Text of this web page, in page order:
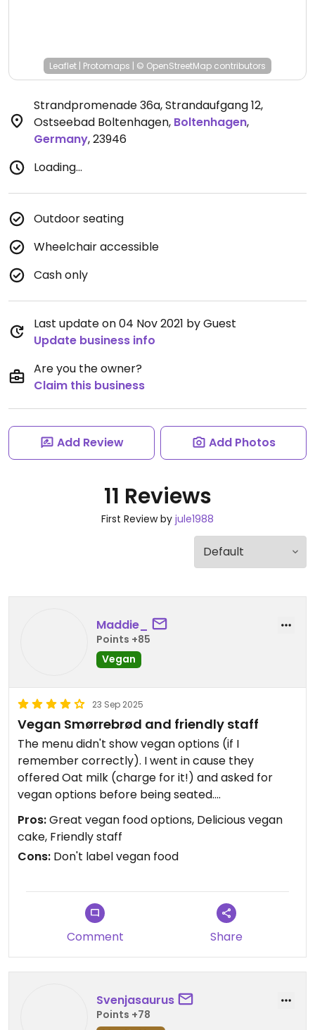
Leaflet | Protomaps | © OpenStreetMap contributors
Strandpromenade 36a, Strandaufgang 12,
Ostseebad Boltenhagen, Boltenhagen,
Germany,23946
Loading...
Outdoor seating
Wheelchair accessible
Cash only
Last update on 04 Nov 2021 by Guest
Update business info
Are you the owner?
Claim this business
Add Review Add Photos
11 Reviews
First Review by jule1988
Maddie_
Points +85
Vegan
23 Sep 2025
Vegan Smørrebrød and friendly staff
The menu didn't show vegan options (if I
remember correctly). I went in cause they
offered Oat milk (charge for it!) and asked for
vegan options before being seated.
They offered me a vegan option of Smørrebrød
and the Burger. It was described in detail to me
which ingredient they'd leave out and (and that's
more of e.g. the grilled veg < 3
Got the Smørrebrød and a great tea with it (guess
Pros:Great vegan food options, Delicious vegan
cake, Friendly staff
Cons: Don't label vegan food
Comment Share
Svenjasaurus
Points +78